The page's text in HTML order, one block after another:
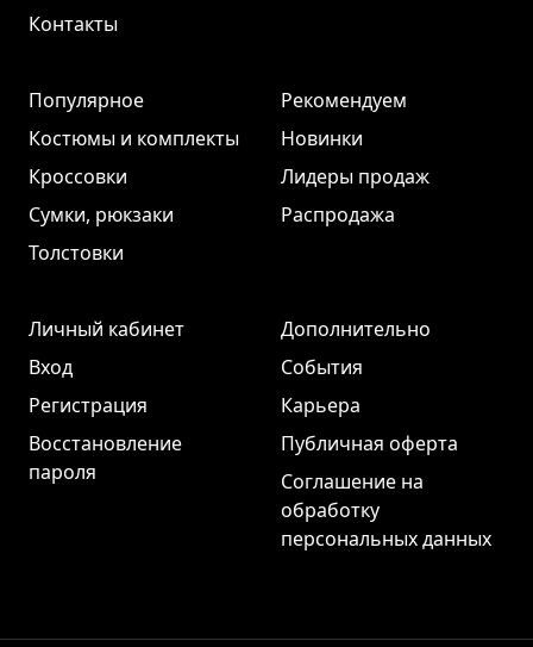
Контакты
Популярное
Костюмы и комплекты
Кроссовки
Сумки, рюкзаки
Толстовки
Рекомендуем
Новинки
Лидеры продаж
Распродажа
Личный кабинет
Вход
Регистрация
Восстановление
пароля
Дополнительно
События
Карьера
Публичная оферта
Соглашение на
обработку
персональных данных